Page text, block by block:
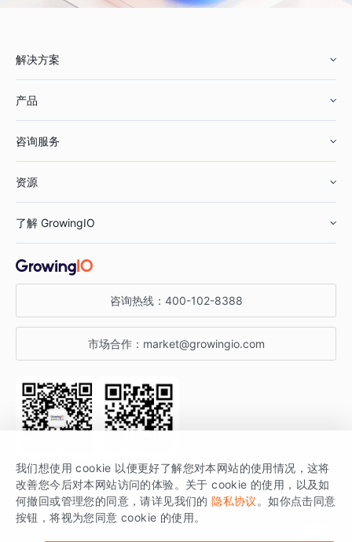
解决方案
鞋服行业
汽车行业
金融行业
产品
智能运营
获客分析
咨询服务
资源
增长公开课
增长博客
开发者文档
SDK 文档
场景指南
了解 GrowingIO
关于 GrowingIO
增长大会
行业活动
咨询热线： 400-102-8388
市场合作： market@growingio.com
关注公众号 获取更多干货
GrowingIO 是专注于数据智能分析与增长的品牌，核心平台为 GrowingIO
分析云。
我们想使用 cookie 以便更好了解您对本网站的使用情况，这将
改善您今后对本网站访问的体验。关于 cookie 的使用，以及如
何撤回或管理您的同意，请详见我们的 隐私协议 。如你点击同意
按钮，将视为您同意 cookie 的使用。